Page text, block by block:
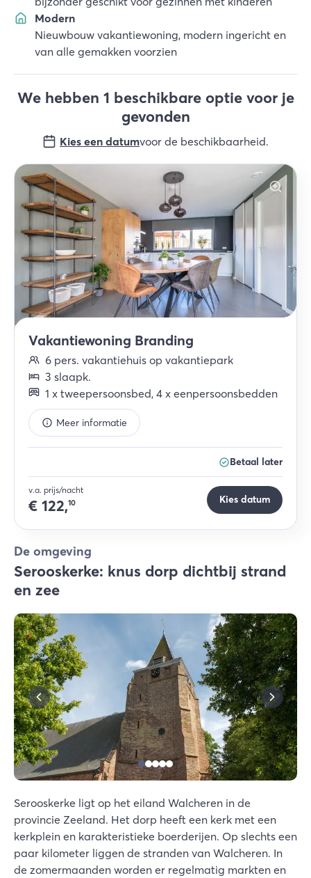
Modern
Nieuwbouw vakantiewoning, modern ingericht en
van alle gemakken voorzien
We hebben 1 beschikbare optie voor je
gevonden
Kies een datumvoor de beschikbaarheid.
Vakantiewoning Branding
6 pers. vakantiehuis op vakantiepark
3 slaapk.
1 x tweepersoonsbed, 4 x eenpersoonsbedden
Meer informatie
Betaal later
v.a. prijs/nacht
€ 122,10 Kies datum
De omgeving
Serooskerke: knus dorp dichtbij strand
en zee
Serooskerke ligt op het eiland Walcheren in de
provincie Zeeland. Het dorp heeft een kerk met een
kerkplein en karakteristieke boerderijen. Op slechts een
paar kilometer liggen de stranden van Walcheren. In
de zomermaanden worden er regelmatig markten en